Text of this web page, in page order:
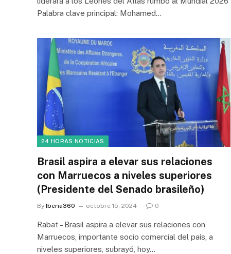
Palabra clave principal: Mohamed…
24 HORAS NOTICIAS
Brasil aspira a elevar sus relaciones
con Marruecos a niveles superiores
(Presidente del Senado brasileño)
By Iberia360 octobre 15, 2024 0
Rabat – Brasil aspira a elevar sus relaciones con
Marruecos, importante socio comercial del país, a
niveles superiores, subrayó, hoy…